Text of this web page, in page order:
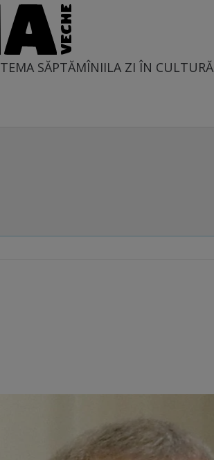
TEMA SĂPTĂMÎNIILA ZI ÎN CULTURĂ